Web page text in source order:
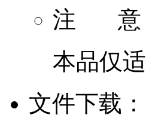
注 意
本品仅
文件下载：